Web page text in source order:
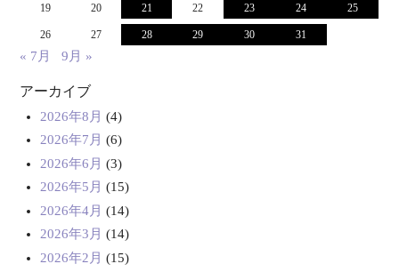
19 20 21 22 23 24 25
26 27 28 29 30 31
« 7月 9月 »
アーカイブ
2026年8月 (4)
2026年7月 (6)
2026年6月 (3)
2026年5月 (15)
2026年4月 (14)
2026年3月 (14)
2026年2月 (15)